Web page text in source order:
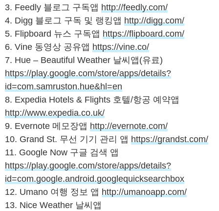
3. Feedly 블로그 구독앱 http://feedly.com/
4. Digg 블로그 구독 및 랭킹앱 http://digg.com/
5. Flipboard 뉴스 구독앱 https://flipboard.com/
6. Vine 동영상 공유앱 https://vine.co/
7. Hue – Beautiful Weather 날씨앱(유료)
https://play.google.com/store/apps/details?
id=com.samruston.hue&hl=en
8. Expedia Hotels & Flights 호텔/항공 예약앱
http://www.expedia.co.uk/
9. Evernote 메모장앱 http://evernote.com/
10. Grand St. 무선 기기 관리 앱 https://grandst.com/
11. Google Now 구글 검색 앱
https://play.google.com/store/apps/details?
id=com.google.android.googlequicksearchbox
12. Umano 여행 정보 앱 http://umanoapp.com/
13. Nice Weather 날씨앱